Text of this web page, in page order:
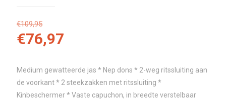
€109,95
€76,97
Medium gewatteerde jas * Nep dons * 2-weg ritssluiting aan
de voorkant * 2 steekzakken met ritssluiting *
Kinbeschermer * Vaste capuchon, in breedte verstelbaar